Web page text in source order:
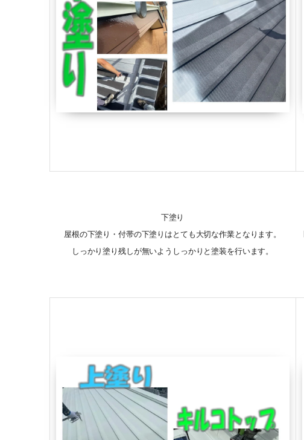
下塗り
屋根の下塗り・付帯の下塗りはとても大切な作業となります。
しっかり塗り残しが無いようしっかりと塗装を行います。